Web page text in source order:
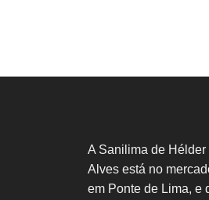
A Sanilima de
Alves está no
em Ponte de Lima, e